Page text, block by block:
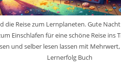
die Reise zum Lernplaneten. Gute
Einschlafen für eine schöne Reise ins
und selber lesen lassen mit
Lernerfolg Buch